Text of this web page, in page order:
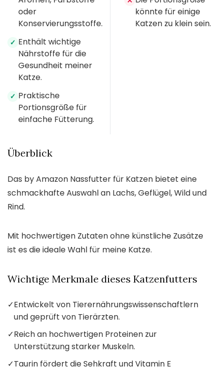
oder
Konservierungsstoffe.
✓ Enthält wichtige
Nährstoffe für die
Gesundheit meiner
Katze.
✓ Praktische
Portionsgröße für
einfache Fütterung.
könnte für einige
Katzen zu klein sein.
Überblick
Das by Amazon Nassfutter für Katzen bietet eine
schmackhafte Auswahl an Lachs, Geflügel, Wild und
Rind.
Mit hochwertigen Zutaten ohne künstliche Zusätze
ist es die ideale Wahl für meine Katze.
Wichtige Merkmale dieses Katzenfutters
✓Entwickelt von Tierernährungswissenschaftlern
und geprüft von Tierärzten.
✓Reich an hochwertigen Proteinen zur
Unterstützung starker Muskeln.
✓Taurin fördert die Sehkraft und Vitamin E